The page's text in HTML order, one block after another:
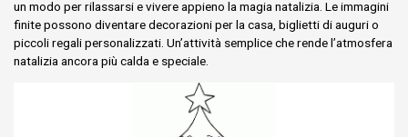
un modo per rilassarsi e vivere appieno la magia natalizia. Le immagini
finite possono diventare decorazioni per la casa, biglietti di auguri o
piccoli regali personalizzati. Un’attività semplice che rende l’atmosfera
natalizia ancora più calda e speciale.